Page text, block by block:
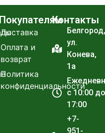
Покупателям
Доставка
Оплата и
возврат
Политика
конфиденциальности
Контакты
Белгород,
ул.
Конева,
1а
с 10:00 до
17:00
+7-
951-